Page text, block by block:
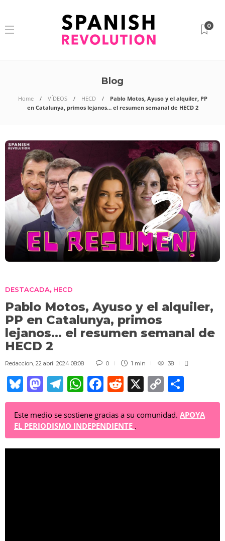
0
Blog
Home VÍDEOS HECD
Pablo Motos, Ayuso y el alquiler, PP
en Catalunya, primos lejanos… el resumen semanal de HECD 2
DESTACADA, HECD
Pablo Motos, Ayuso y el alquiler,
PP en Catalunya, primos
lejanos… el resumen semanal de
HECD 2
Redaccion 22 abril 2024 08:08 0 1 min 38
Bl
u
e
sk
y
M
a
st
o
d
T
el
e
gr
a
W
h
at
s
A
F
a
c
e
b
R
e
d
di
t
X C
o
p
Li
o
m
ar
Este medio se sostiene gracias a su comunidad. APOYA
EL PERIODISMO INDEPENDIENTE .